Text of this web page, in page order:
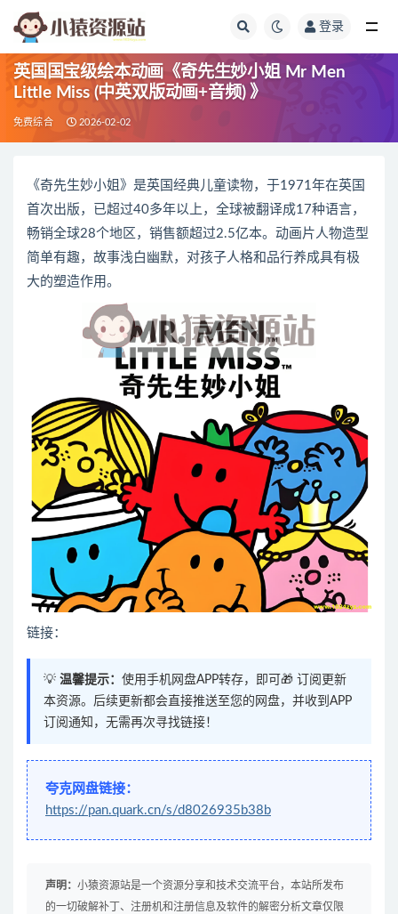
登录
英国国宝级绘本动画《奇先生妙小姐 Mr Men
Little Miss (中英双版动画+音频) 》
免费综合 2026-02-02
《奇先生妙小姐》是英国经典儿童读物，于1971年在英国
首次出版，已超过40多年以上，全球被翻译成17种语言，
畅销全球28个地区，销售额超过2.5亿本。动画片人物造型
简单有趣，故事浅白幽默，对孩子人格和品行养成具有极
大的塑造作用。
链接：
💡 温馨提示： 使用手机网盘APP转存，即可🎁 订阅更新
本资源。后续更新都会直接推送至您的网盘，并收到APP
订阅通知，无需再次寻找链接！
夸克网盘链接：
https://pan.quark.cn/s/d8026935b38b
声明： 小猿资源站是一个资源分享和技术交流平台，本站所发布
的一切破解补丁、注册机和注册信息及软件的解密分析文章仅限